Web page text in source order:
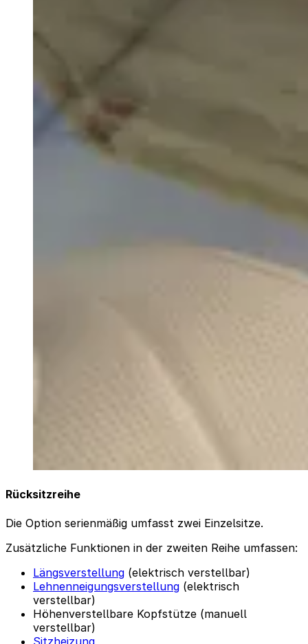
Rücksitzreihe
Die Option serienmäßig umfasst zwei Einzelsitze.
Zusätzliche Funktionen in der zweiten Reihe umfassen:
Längsverstellung (elektrisch verstellbar)
Lehnenneigungsverstellung (elektrisch
verstellbar)
Höhenverstellbare Kopfstütze (manuell
verstellbar)
Sitzheizung